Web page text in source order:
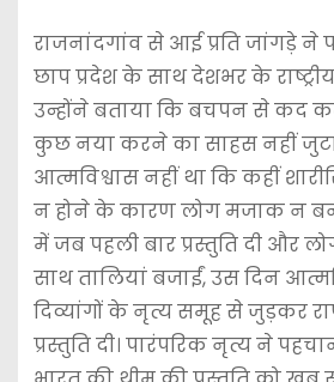
राजनांदगांव से आई प्रति जांगड़े ने
छाप प्रदेश के साथ देशभर के
उन्होंने बताया कि बचपन से कद
कुछ नया करने का साहस नहीं जुटा
आत्मविश्वास नहीं था कि कहीं
न होने के कारण लोग मजाक न
में जब पहली बार प्रस्तुति दी और
साथ तालियां बजाईं, उस दिन
दिव्यांगों के नृत्य समूह से जुड़कर
प्रस्तुति दी। पारंपरिक नृत्य ने